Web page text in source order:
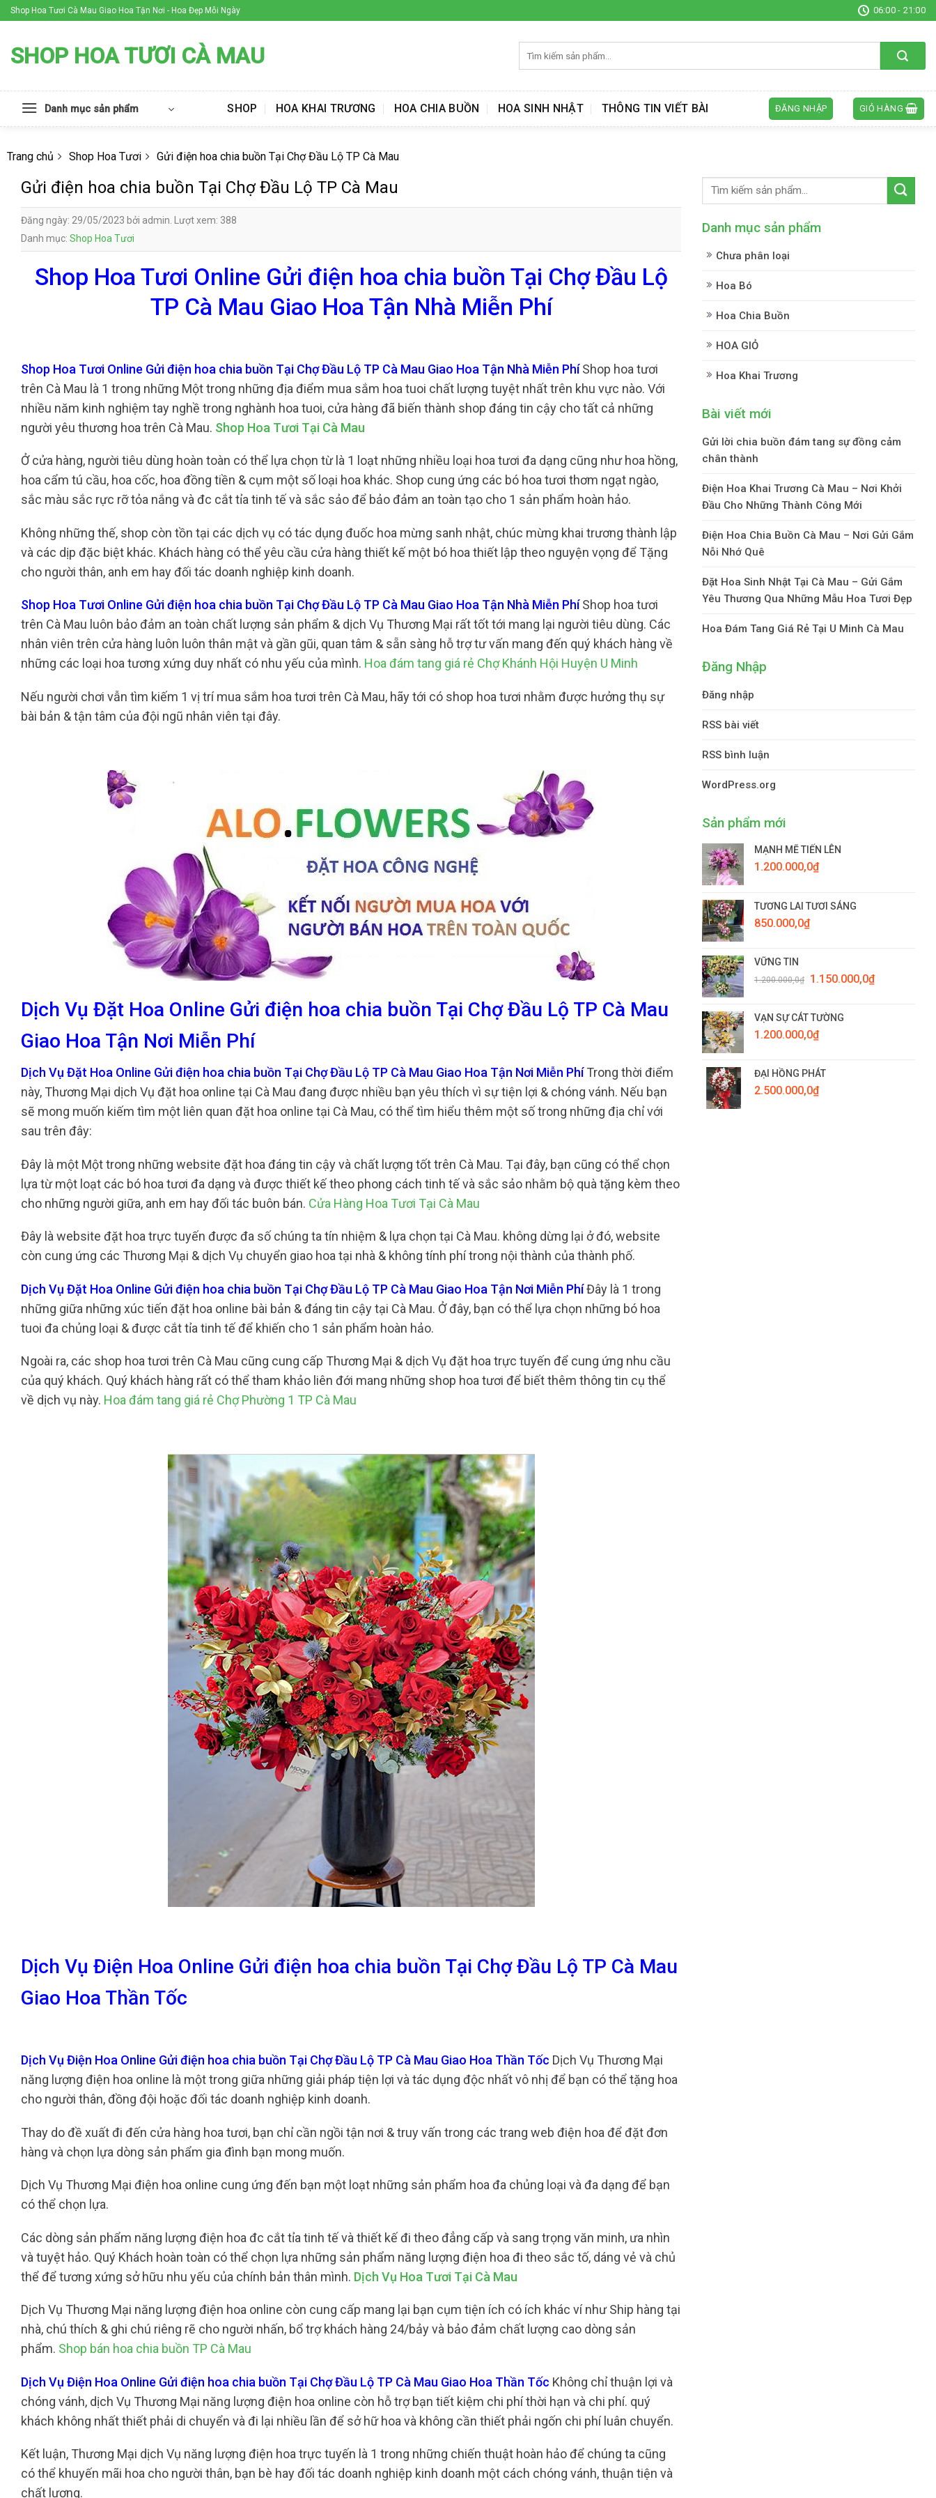
Skip
to
Shop Hoa Tươi Cà Mau Giao Hoa Tận Nơi - Hoa Đẹp Mỗi Ngày 06:00 - 21:00
SHOP HOA TƯƠI CÀ MAU
kiếm:
Danh mục sản phẩm SHOP HOA KHAI TRƯƠNG HOA CHIA BUỒN HOA SINH NHẬT THÔNG TIN VIẾT BÀI ĐĂNG NHẬP GIỎ HÀNG
Trang chủ Shop Hoa Tươi Gửi điện hoa chia buồn Tại Chợ Đầu Lộ TP Cà Mau
Gửi điện hoa chia buồn Tại Chợ Đầu Lộ TP Cà Mau
Đăng ngày: 29/05/2023 bởi admin. Lượt xem: 388
Danh mục: Shop Hoa Tươi
Shop Hoa Tươi Online Gửi điện hoa chia buồn Tại Chợ Đầu Lộ
TP Cà Mau Giao Hoa Tận Nhà Miễn Phí
Shop Hoa Tươi Online Gửi điện hoa chia buồn Tại Chợ Đầu Lộ TP Cà Mau Giao Hoa Tận Nhà Miễn PhíShop hoa tươi
trên Cà Mau là 1 trong những Một trong những địa điểm mua sắm hoa tuoi chất lượng tuyệt nhất trên khu vực nào. Với
nhiều năm kinh nghiệm tay nghề trong nghành hoa tuoi, cửa hàng đã biến thành shop đáng tin cậy cho tất cả những
người yêu thương hoa trên Cà Mau. Shop Hoa Tươi Tại Cà Mau
Ở cửa hàng, người tiêu dùng hoàn toàn có thể lựa chọn từ là 1 loạt những nhiều loại hoa tươi đa dạng cũng như hoa hồng,
hoa cẩm tú cầu, hoa cốc, hoa đồng tiền & cụm một số loại hoa khác. Shop cung ứng các bó hoa tươi thơm ngạt ngào,
sắc màu sắc rực rỡ tỏa nắng và đc cắt tỉa tinh tế và sắc sảo để bảo đảm an toàn tạo cho 1 sản phẩm hoàn hảo.
Không những thế, shop còn tồn tại các dịch vụ có tác dụng đuốc hoa mừng sanh nhật, chúc mừng khai trương thành lập
và các dịp đặc biệt khác. Khách hàng có thể yêu cầu cửa hàng thiết kế một bó hoa thiết lập theo nguyện vọng để Tặng
cho người thân, anh em hay đối tác doanh nghiệp kinh doanh.
Shop Hoa Tươi Online Gửi điện hoa chia buồn Tại Chợ Đầu Lộ TP Cà Mau Giao Hoa Tận Nhà Miễn PhíShop hoa tươi
trên Cà Mau luôn bảo đảm an toàn chất lượng sản phẩm & dịch Vụ Thương Mại rất tốt tới mang lại người tiêu dùng. Các
nhân viên trên cửa hàng luôn luôn thân mật và gần gũi, quan tâm & sẵn sàng hỗ trợ tư vấn mang đến quý khách hàng về
những các loại hoa tương xứng duy nhất có nhu yếu của mình. Hoa đám tang giá rẻ Chợ Khánh Hội Huyện U Minh
Nếu người chơi vẫn tìm kiếm 1 vị trí mua sắm hoa tươi trên Cà Mau, hãy tới có shop hoa tươi nhằm được hưởng thụ sự
bài bản & tận tâm của đội ngũ nhân viên tại đây.
Dịch Vụ Đặt Hoa Online Gửi điện hoa chia buồn Tại Chợ Đầu Lộ TP Cà Mau
Giao Hoa Tận Nơi Miễn Phí
Dịch Vụ Đặt Hoa Online Gửi điện hoa chia buồn Tại Chợ Đầu Lộ TP Cà Mau Giao Hoa Tận Nơi Miễn PhíTrong thời điểm
này, Thương Mại dịch Vụ đặt hoa online tại Cà Mau đang được nhiều bạn yêu thích vì sự tiện lợi & chóng vánh. Nếu bạn
sẽ mong muốn kiếm tìm một liên quan đặt hoa online tại Cà Mau, có thể tìm hiểu thêm một số trong những địa chỉ với
sau trên đây:
Đây là một Một trong những website đặt hoa đáng tin cậy và chất lượng tốt trên Cà Mau. Tại đây, bạn cũng có thể chọn
lựa từ một loạt các bó hoa tươi đa dạng và được thiết kế theo phong cách tinh tế và sắc sảo nhằm bộ quà tặng kèm theo
cho những người giữa, anh em hay đối tác buôn bán. Cửa Hàng Hoa Tươi Tại Cà Mau
Đây là website đặt hoa trực tuyến được đa số chúng ta tín nhiệm & lựa chọn tại Cà Mau. không dừng lại ở đó, website
còn cung ứng các Thương Mại & dịch Vụ chuyển giao hoa tại nhà & không tính phí trong nội thành của thành phố.
Dịch Vụ Đặt Hoa Online Gửi điện hoa chia buồn Tại Chợ Đầu Lộ TP Cà Mau Giao Hoa Tận Nơi Miễn PhíĐây là 1 trong
những giữa những xúc tiến đặt hoa online bài bản & đáng tin cậy tại Cà Mau. Ở đây, bạn có thể lựa chọn những bó hoa
tuoi đa chủng loại & được cắt tỉa tinh tế để khiến cho 1 sản phẩm hoàn hảo.
Ngoài ra, các shop hoa tươi trên Cà Mau cũng cung cấp Thương Mại & dịch Vụ đặt hoa trực tuyến để cung ứng nhu cầu
của quý khách. Quý khách hàng rất có thể tham khảo liên đới mang những shop hoa tươi để biết thêm thông tin cụ thể
về dịch vụ này. Hoa đám tang giá rẻ Chợ Phường 1 TP Cà Mau
Dịch Vụ Điện Hoa Online Gửi điện hoa chia buồn Tại Chợ Đầu Lộ TP Cà Mau
Giao Hoa Thần Tốc
Dịch Vụ Điện Hoa Online Gửi điện hoa chia buồn Tại Chợ Đầu Lộ TP Cà Mau Giao Hoa Thần Tốc Dịch Vụ Thương Mại
năng lượng điện hoa online là một trong giữa những giải pháp tiện lợi và tác dụng độc nhất vô nhị để bạn có thể tặng hoa
cho người thân, đồng đội hoặc đối tác doanh nghiệp kinh doanh.
Thay do đề xuất đi đến cửa hàng hoa tươi, bạn chỉ cần ngồi tận nơi & truy vấn trong các trang web điện hoa để đặt đơn
hàng và chọn lựa dòng sản phẩm gia đình bạn mong muốn.
Dịch Vụ Thương Mại điện hoa online cung ứng đến bạn một loạt những sản phẩm hoa đa chủng loại và đa dạng để bạn
có thể chọn lựa.
Các dòng sản phẩm năng lượng điện hoa đc cắt tỉa tinh tế và thiết kế đi theo đẳng cấp và sang trọng văn minh, ưa nhìn
và tuyệt hảo. Quý Khách hoàn toàn có thể chọn lựa những sản phẩm năng lượng điện hoa đi theo sắc tố, dáng vẻ và chủ
thể để tương xứng sở hữu nhu yếu của chính bản thân mình. Dịch Vụ Hoa Tươi Tại Cà Mau
Dịch Vụ Thương Mại năng lượng điện hoa online còn cung cấp mang lại bạn cụm tiện ích có ích khác ví như Ship hàng tại
nhà, chú thích & ghi chú riêng rẽ cho người nhấn, bổ trợ khách hàng 24/bảy và bảo đảm chất lượng cao dòng sản
phẩm. Shop bán hoa chia buồn TP Cà Mau
Dịch Vụ Điện Hoa Online Gửi điện hoa chia buồn Tại Chợ Đầu Lộ TP Cà Mau Giao Hoa Thần Tốc Không chỉ thuận lợi và
chóng vánh, dịch Vụ Thương Mại năng lượng điện hoa online còn hỗ trợ bạn tiết kiệm chi phí thời hạn và chi phí. quý
khách không nhất thiết phải di chuyển và đi lại nhiều lần để sở hữ hoa và không cần thiết phải ngốn chi phí luân chuyển.
Kết luận, Thương Mại dịch Vụ năng lượng điện hoa trực tuyến là 1 trong những chiến thuật hoàn hảo để chúng ta cũng
có thể khuyến mãi hoa cho người thân, bạn bè hay đối tác doanh nghiệp kinh doanh một cách chóng vánh, thuận tiện và
chất lượng.
Danh mục sản phẩm
Chưa phân loại
Hoa Bó
Hoa Chia Buồn
HOA GIỎ
Hoa Khai Trương
Bài viết mới
Gửi lời chia buồn đám tang sự đồng cảm
chân thành
Điện Hoa Khai Trương Cà Mau – Nơi Khởi
Đầu Cho Những Thành Công Mới
Điện Hoa Chia Buồn Cà Mau – Nơi Gửi Gắm
Nỗi Nhớ Quê
Đặt Hoa Sinh Nhật Tại Cà Mau – Gửi Gắm
Yêu Thương Qua Những Mẫu Hoa Tươi Đẹp
Hoa Đám Tang Giá Rẻ Tại U Minh Cà Mau
Đăng Nhập
Đăng nhập
RSS bài viết
RSS bình luận
WordPress.org
Sản phẩm mới
MẠNH MẼ TIẾN LÊN
1.200.000,0₫
TƯƠNG LAI TƯƠI SÁNG
850.000,0₫
VỮNG TIN
1.200.000,0₫
Giá
1.200.000,0₫.
1.150.000,0₫Giá
VẠN SỰ CÁT TƯỜNG
1.200.000,0₫
ĐẠI HỒNG PHÁT
2.500.000,0₫